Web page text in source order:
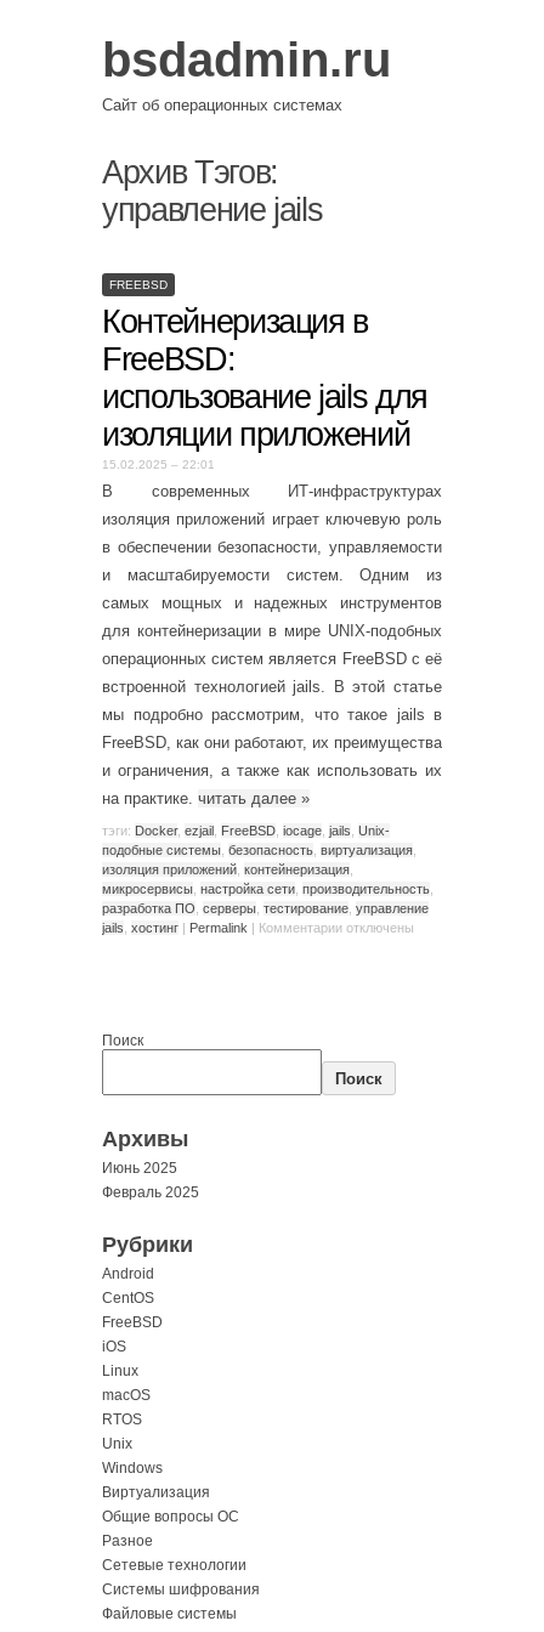
bsdadmin.ru
Сайт об операционных системах
Архив Тэгов:
управление jails
FREEBSD
Контейнеризация в
FreeBSD:
использование jails для
изоляции приложений
15.02.2025 – 22:01
В современных ИТ-инфраструктурах
изоляция приложений играет ключевую роль
в обеспечении безопасности, управляемости
и масштабируемости систем. Одним из
самых мощных и надежных инструментов
для контейнеризации в мире UNIX-подобных
операционных систем является FreeBSD с её
встроенной технологией jails. В этой статье
мы подробно рассмотрим, что такое jails в
FreeBSD, как они работают, их преимущества
и ограничения, а также как использовать их
на практике. читать далее »
тэги: Docker, ezjail FreeBSD iocage jails Unix-
подобные системы безопасность виртуализация
изоляция приложений контейнеризация
микросервисы настройка сети производительность
разработка ПО серверы тестирование управление
jails хостинг | Permalink | Комментарии отключены
Поиск
Поиск
Архивы
Июнь 2025
Февраль 2025
Рубрики
Android
CentOS
FreeBSD
iOS
Linux
macOS
RTOS
Unix
Windows
Виртуализация
Общие вопросы ОС
Разное
Сетевые технологии
Системы шифрования
Файловые системы